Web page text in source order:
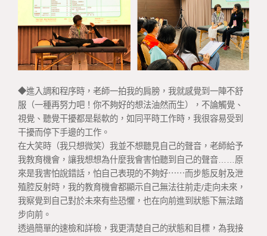
◆進入調和程序時，老師一拍我的肩膀，我就感覺到一陣不舒
服（一種再努力吧！你不夠好的想法油然而生），不論觸覺、
視覺、聽覺干擾都是鬆軟的，如同平時工作時，我很容易受到
干擾而停下手邊的工作。
在大笑時（我只想微笑）我並不想聽見自己的聲音，老師給予
我教育機會，讓我想想為什麼我會害怕聽到自己的聲音……原
來是我害怕說錯話，怕自己表現的不夠好⋯⋯而步態反射及泄
殖腔反射時，我的教育機會都顯示自己無法往前走/走向未來，
我察覺到自己對於未來有些恐懼，也在向前進到狀態下無法踏
步向前。
透過簡單的速檢和詳檢，我更清楚自己的狀態和目標，為我接